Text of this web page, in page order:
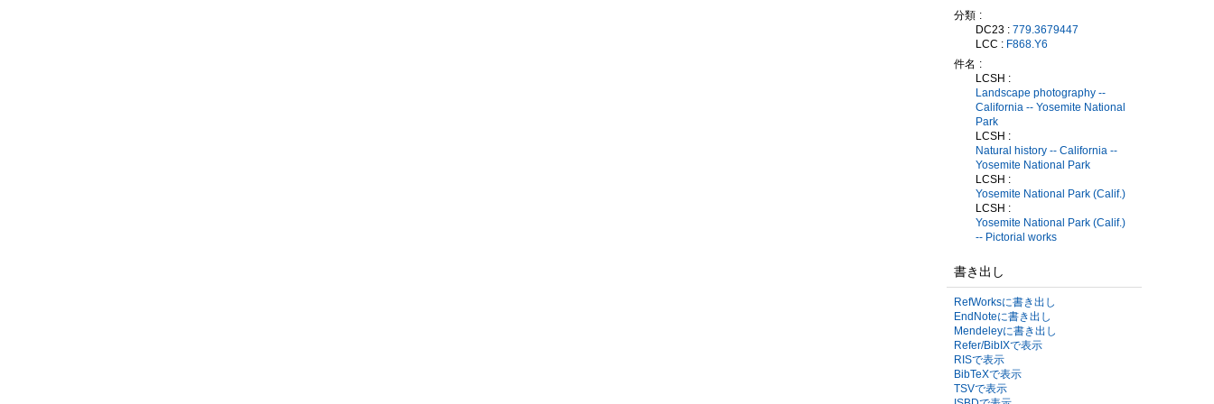
分類
DC23 : 779.3679447
LCC : F868.Y6
件名
LCSH :
Landscape photography --
California -- Yosemite National
Park
LCSH :
Natural history -- California --
Yosemite National Park
LCSH :
Yosemite National Park (Calif.)
LCSH :
Yosemite National Park (Calif.)
-- Pictorial works
書き出し
RefWorksに書き出し
EndNoteに書き出し
Mendeleyに書き出し
Refer/BibIXで表示
RISで表示
BibTeXで表示
TSVで表示